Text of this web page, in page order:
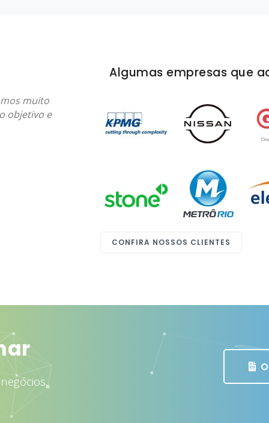
muito
objetivo e
a
prazo
FGV -
Algumas empresas que
CONFIRA NOSSOS CLIENTES